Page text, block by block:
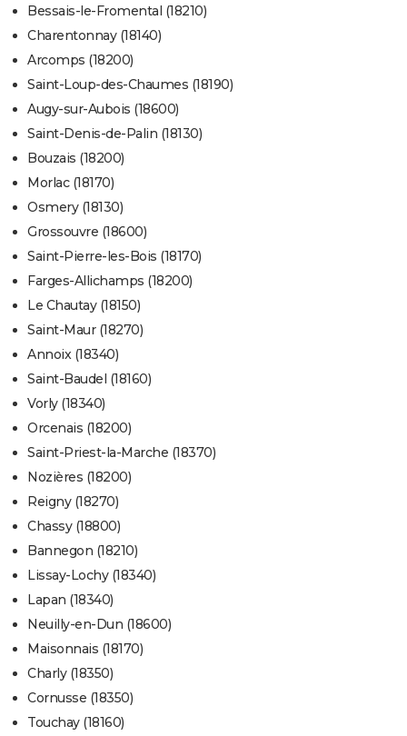
Bessais-le-Fromental (18210)
Charentonnay (18140)
Arcomps (18200)
Saint-Loup-des-Chaumes (18190)
Augy-sur-Aubois (18600)
Saint-Denis-de-Palin (18130)
Bouzais (18200)
Morlac (18170)
Osmery (18130)
Grossouvre (18600)
Saint-Pierre-les-Bois (18170)
Farges-Allichamps (18200)
Le Chautay (18150)
Saint-Maur (18270)
Annoix (18340)
Saint-Baudel (18160)
Vorly (18340)
Orcenais (18200)
Saint-Priest-la-Marche (18370)
Nozières (18200)
Reigny (18270)
Chassy (18800)
Bannegon (18210)
Lissay-Lochy (18340)
Lapan (18340)
Neuilly-en-Dun (18600)
Maisonnais (18170)
Charly (18350)
Cornusse (18350)
Touchay (18160)